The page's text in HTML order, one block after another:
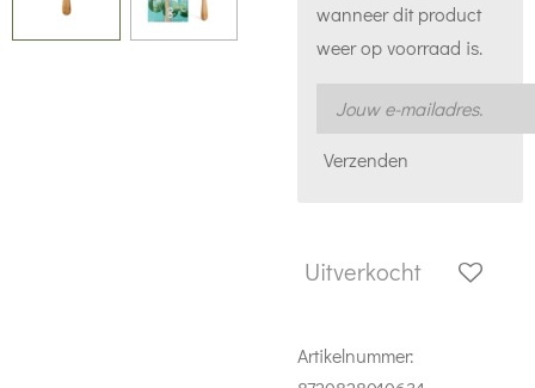
wanneer dit product
weer op voorraad is.
Verzenden
Uitverkocht
Artikelnummer: